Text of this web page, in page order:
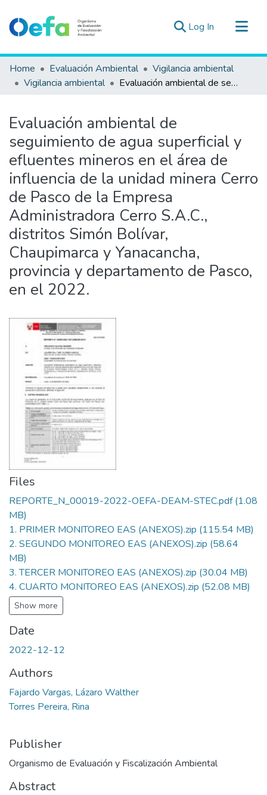
Log In (current)
Communities & Collections
All of DSpace
Estad. Externas
Guias ▾
Home Evaluación Ambiental
Vigilancia ambiental
Vigilancia ambiental
Evaluación ambiental de seguimiento de agua superficial y efluentes mineros en el área de influencia de la unidad minera Cerro de Pasco de la Empresa Administradora Cerro S.A.C., distritos Simón Bolívar, Chaupimarca y Yanacancha, provincia y departamento de Pasco, en el 2022.
Evaluación ambiental de
seguimiento de agua superficial y
efluentes mineros en el área de
influencia de la unidad minera Cerro
de Pasco de la Empresa
Administradora Cerro S.A.C.,
distritos Simón Bolívar,
Chaupimarca y Yanacancha,
provincia y departamento de Pasco,
en el 2022.
Files
REPORTE_N_00019-2022-OEFA-DEAM-STEC.pdf(1.08
MB)
1. PRIMER MONITOREO EAS (ANEXOS).zip (115.54 MB)
2. SEGUNDO MONITOREO EAS (ANEXOS).zip (58.64
MB)
3. TERCER MONITOREO EAS (ANEXOS).zip (30.04 MB)
4. CUARTO MONITOREO EAS (ANEXOS).zip (52.08 MB)
Show more
Date
2022-12-12
Authors
Fajardo Vargas, Lázaro Walther
Torres Pereira, Rina
Publisher
Organismo de Evaluación y Fiscalización Ambiental
Abstract